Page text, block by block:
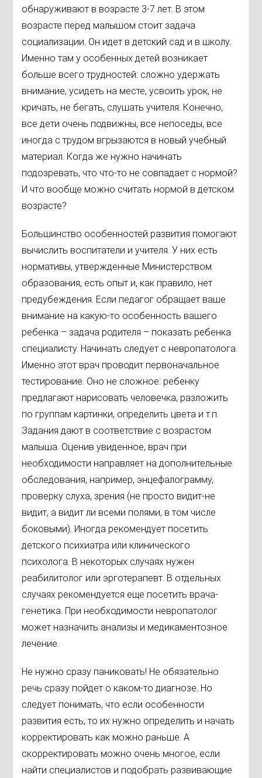
обнаруживают в возрасте 3-7 лет. В этом
возрасте перед малышом стоит задача
социализации. Он идет в детский сад и в школу.
Именно там у особенных детей возникает
больше всего трудностей: сложно удержать
внимание, усидеть на месте, усвоить урок, не
кричать, не бегать, слушать учителя. Конечно,
все дети очень подвижны, все непоседы, все
иногда с трудом вгрызаются в новый учебный
материал. Когда же нужно начинать
подозревать, что что-то не совпадает с нормой?
И что вообще можно считать нормой в детском
возрасте?
Большинство особенностей развития помогают
вычислить воспитатели и учителя. У них есть
нормативы, утвержденные Министерством
образования, есть опыт и, как правило, нет
предубеждения. Если педагог обращает ваше
внимание на какую-то особенность вашего
ребенка – задача родителя – показать ребенка
специалисту. Начинать следует с невропатолога.
Именно этот врач проводит первоначальное
тестирование. Оно не сложное: ребенку
предлагают нарисовать человечка, разложить
по группам картинки, определить цвета и т.п.
Задания дают в соответствие с возрастом
малыша. Оценив увиденное, врач при
необходимости направляет на дополнительные
обследования, например, энцефалограмму,
проверку слуха, зрения (не просто видит-не
видит, а видит ли всеми полями, в том числе
боковыми). Иногда рекомендует посетить
детского психиатра или клинического
психолога. В некоторых случаях нужен
реабилитолог или эрготерапевт. В отдельных
случаях рекомендуется еще посетить врача-
генетика. При необходимости невропатолог
может назначить анализы и медикаментозное
лечение.
Не нужно сразу паниковать! Не обязательно
речь сразу пойдет о каком-то диагнозе. Но
следует понимать, что если особенности
развития есть, то их нужно определить и начать
корректировать как можно раньше. А
скорректировать можно очень многое, если
найти специалистов и подобрать развивающие